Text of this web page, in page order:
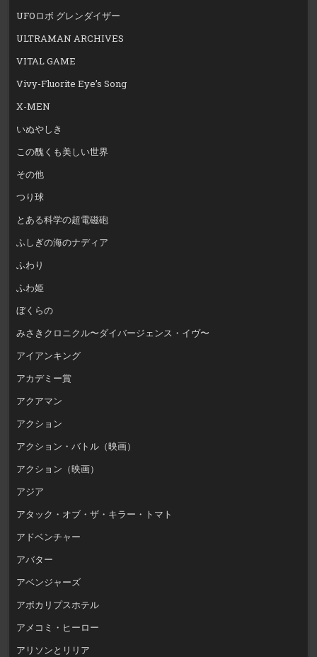
UFOロボ グレンダイザー
ULTRAMAN ARCHIVES
VITAL GAME
Vivy-Fluorite Eye’s Song
X-MEN
いぬやしき
この醜くも美しい世界
その他
つり球
とある科学の超電磁砲
ふしぎの海のナディア
ふわり
ふわ姫
ぼくらの
みさきクロニクル〜ダイバージェンス・イヴ〜
アイアンキング
アカデミー賞
アクアマン
アクション
アクション・バトル（映画）
アクション（映画）
アジア
アタック・オブ・ザ・キラー・トマト
アドベンチャー
アバター
アベンジャーズ
アポカリプスホテル
アメコミ・ヒーロー
アリソンとリリア